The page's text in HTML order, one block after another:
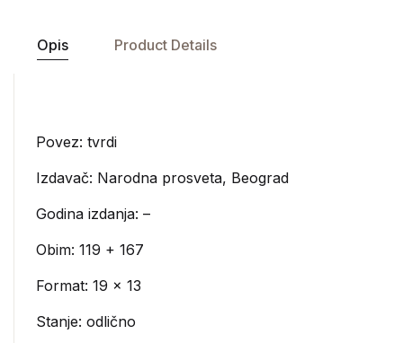
Opis Product Details
Povez: tvrdi
Izdavač: Narodna prosveta, Beograd
Godina izdanja: –
Obim: 119 + 167
Format: 19 x 13
Stanje: odlično